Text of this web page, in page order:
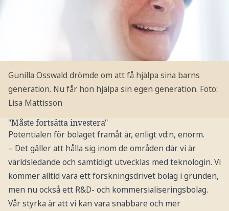
Gunilla Osswald drömde om att få hjälpa sina barns
generation. Nu får hon hjälpa sin egen generation. Foto:
Lisa Mattisson
"Måste fortsätta investera"
Potentialen för bolaget framåt är, enligt vd:n, enorm.
– Det gäller att hålla sig inom de områden där vi är
världsledande och samtidigt utvecklas med teknologin. Vi
kommer alltid vara ett forskningsdrivet bolag i grunden,
men nu också ett R&D- och kommersialiseringsbolag.
Vår styrka är att vi kan vara snabbare och mer